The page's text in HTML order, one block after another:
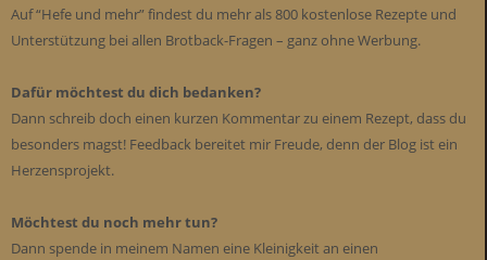
Auf “Hefe und mehr” findest du mehr als 800 kostenlose Rezepte und
Unterstützung bei allen Brotback-Fragen – ganz ohne Werbung.
Dafür möchtest du dich bedanken?
Dann schreib doch einen kurzen Kommentar zu einem Rezept, dass du
besonders magst! Feedback bereitet mir Freude, denn der Blog ist ein
Herzensprojekt.
Möchtest du noch mehr tun?
Dann spende in meinem Namen eine Kleinigkeit an einen